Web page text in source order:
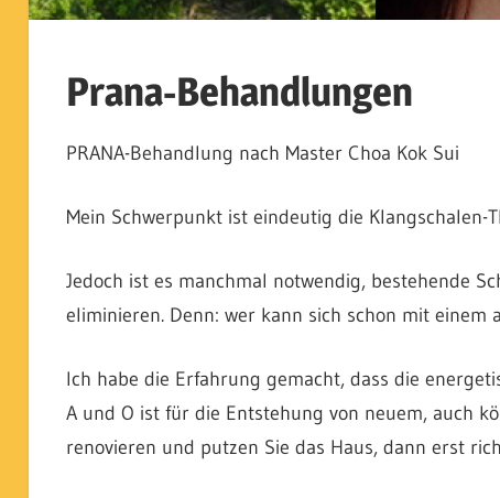
Prana-Behandlungen
PRANA-Behandlung nach Master Choa Kok Sui
Mein Schwerpunkt ist eindeutig die Klangschalen-
Jedoch ist es manchmal notwendig, bestehende
eliminieren. Denn: wer kann sich schon mit einem
Ich habe die Erfahrung gemacht, dass die
A und O ist für die Entstehung von neuem, auch
renovieren und putzen Sie das Haus, dann erst